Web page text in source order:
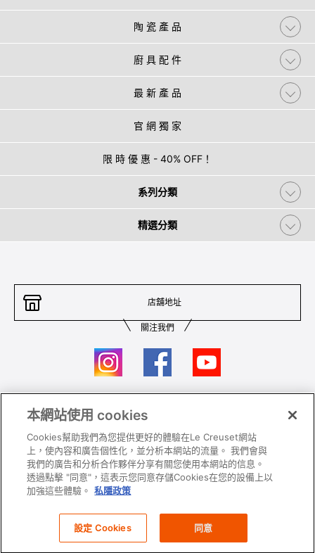
陶 瓷 產 品
廚 具 配 件
最 新 產 品
官 網 獨 家
限 時 優 惠 - 40% OFF！
系列分類
精選分類
店舖地址
關注我們
聯絡我們
私隱政策 保養及使用
加入我們 Super MEGA SALE 條款及細則​
All images and contents are © Le Creuset Hong Kong. All rights reserved.
本網站使用 cookies
Cookies幫助我們為您提供更好的體驗在Le Creuset網站
上，使內容和廣告個性化，並分析本網站的流量。 我們會與
我們的廣告和分析合作夥伴分享有關您使用本網站的信息。
透過點擊 "同意"，這表示您同意存儲Cookies在您的設備上以
加強這些體驗。 私隱政策
設定 Cookies 同意